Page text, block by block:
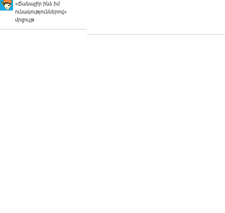
«Ճանաչի՛ր ինձ իմ
ունակություններով»
մրցույթ